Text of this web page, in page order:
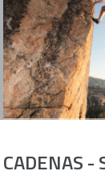
CADENAS